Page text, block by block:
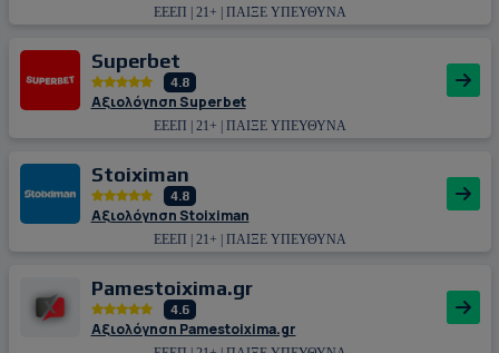
ΕΕΕΠ | 21+ | ΠΑΙΞΕ ΥΠΕΥΘΥΝΑ
Superbet
4.8
Αξιολόγηση Superbet
ΕΕΕΠ | 21+ | ΠΑΙΞΕ ΥΠΕΥΘΥΝΑ
Stoiximan
4.8
Αξιολόγηση Stoiximan
ΕΕΕΠ | 21+ | ΠΑΙΞΕ ΥΠΕΥΘΥΝΑ
Pamestoixima.gr
4.6
Αξιολόγηση Pamestoixima.gr